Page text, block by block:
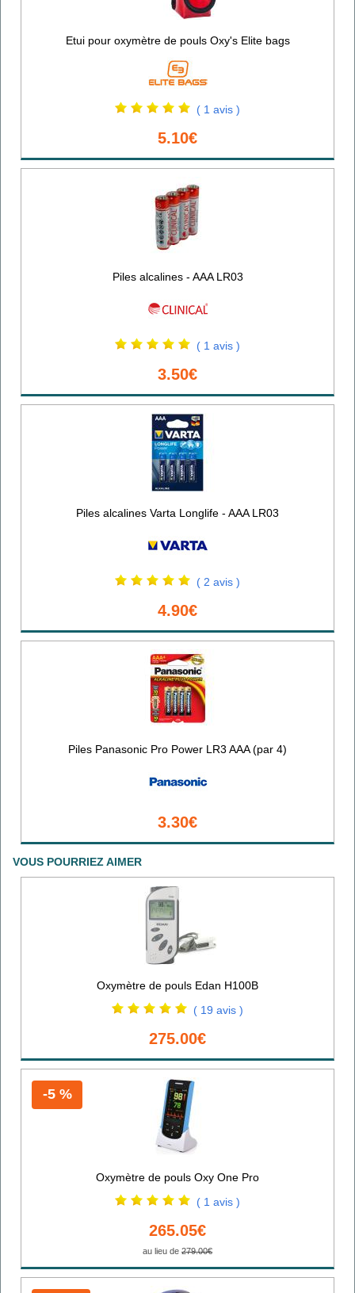
Etui pour oxymètre de pouls Oxy's Elite bags
( 1 avis )
5.10€
Piles alcalines - AAA LR03
( 1 avis )
3.50€
Piles alcalines Varta Longlife - AAA LR03
( 2 avis )
4.90€
Piles Panasonic Pro Power LR3 AAA (par 4)
3.30€
VOUS POURRIEZ AIMER
Oxymètre de pouls Edan H100B
( 19 avis )
275.00€
-5 %
Oxymètre de pouls Oxy One Pro
( 1 avis )
265.05€
au lieu de 279.00€